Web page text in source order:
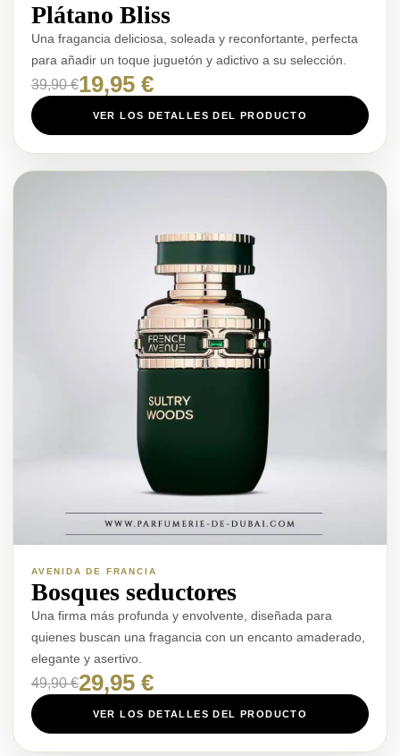
Plátano Bliss
Una fragancia deliciosa, soleada y reconfortante, perfecta
para añadir un toque juguetón y adictivo a su selección.
39,90 €19,95 €
VER LOS DETALLES DEL PRODUCTO
AVENIDA DE FRANCIA
Bosques seductores
Una firma más profunda y envolvente, diseñada para
quienes buscan una fragancia con un encanto amaderado,
elegante y asertivo.
49,90 €29,95 €
VER LOS DETALLES DEL PRODUCTO